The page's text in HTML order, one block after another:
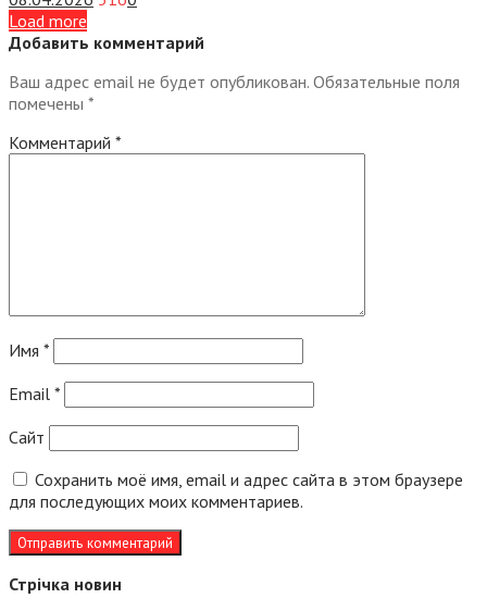
Load more
Добавить комментарий
Ваш адрес email не будет опубликован. Обязательные поля
помечены *
Комментарий *
Имя *
Email *
Сайт
Сохранить моё имя, email и адрес сайта в этом браузере
для последующих моих комментариев.
Стрічка новин